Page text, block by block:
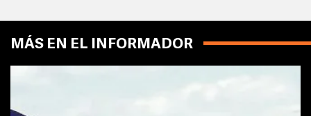
MÁS EN EL INFORMADOR